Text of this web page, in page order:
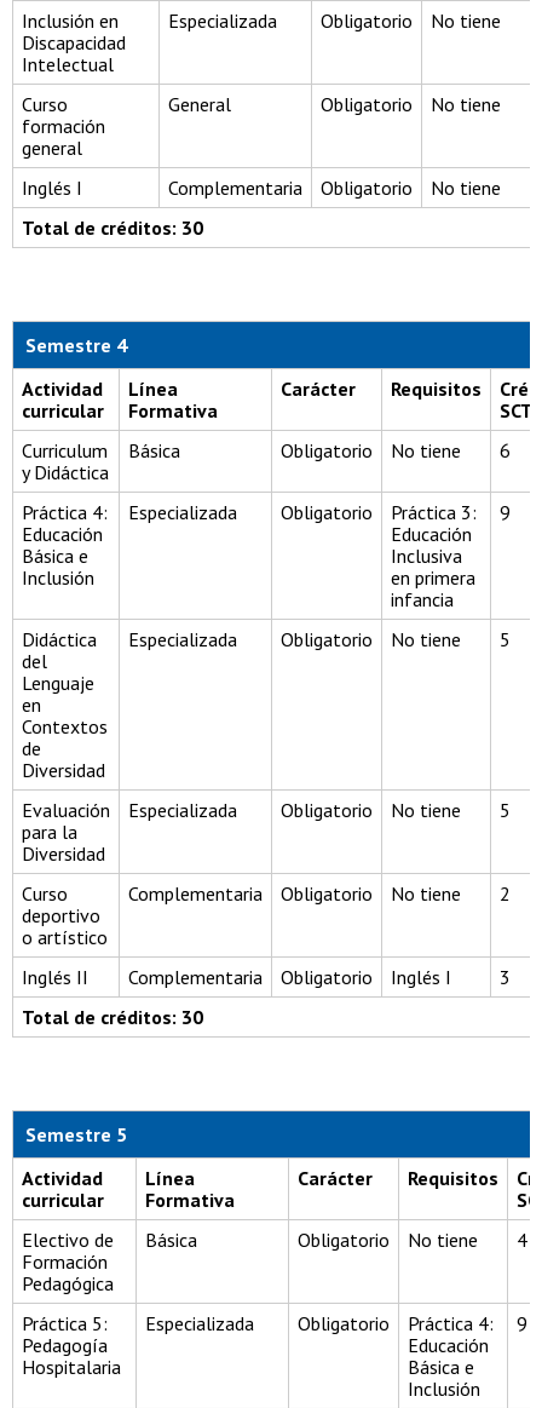
Inclusión en
Discapacidad
Intelectual
Especializada Obligatorio No tiene
Curso
formación
general
General Obligatorio No tiene
Inglés I Complementaria Obligatorio
No tiene
Total de créditos: 30
Semestre 4
Actividad
curricular
Línea
Formativa
Carácter Requisitos
SCT
Curriculum
y Didáctica
Básica Obligatorio No tiene 6
Práctica 4:
Educación
Básica e
Inclusión
Especializada Obligatorio
Práctica 3:
Educación
Inclusiva
en primera
infancia
9
Didáctica
del
Lenguaje
en
Contextos
de
Diversidad
Especializada Obligatorio No tiene 5
Evaluación
para la
Diversidad
Especializada Obligatorio No tiene 5
Curso
deportivo
o artístico
Complementaria Obligatorio No tiene 2
Inglés II Complementaria Obligatorio Inglés I
3
Total de créditos: 30
Semestre 5
Actividad
curricular
Línea
Formativa
Carácter Requisitos
Electivo de
Formación
Pedagógica
Básica Obligatorio No tiene 4
Práctica 5:
Pedagogía
Hospitalaria
Especializada Obligatorio
Práctica 4:
Educación
Básica e
Inclusión
9